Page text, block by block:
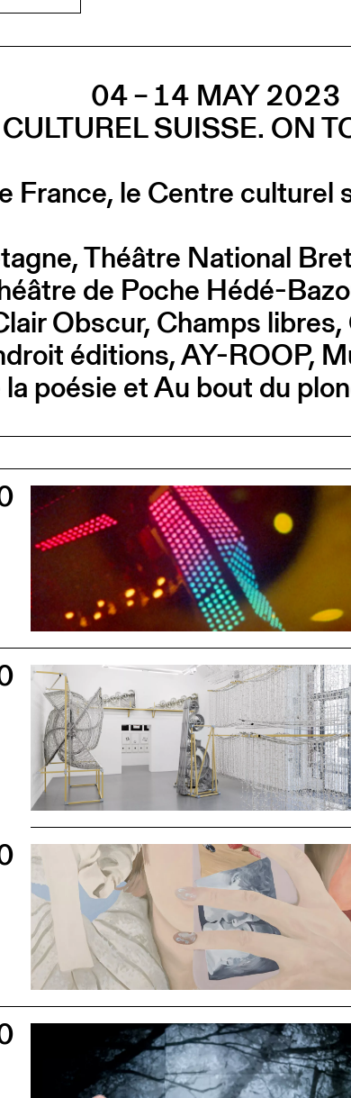
04 – 14 MAY 2023
SUISSE. ON
France, le Centre
Théâtre National
de Poche Hédé-
Obscur, Champs
éditions, AY-ROOP,
poésie et Au bout du